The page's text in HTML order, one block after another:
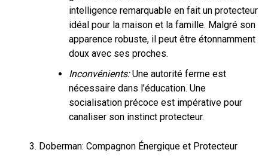
intelligence remarquable en fait un protecteur
idéal pour la maison et la famille. Malgré son
apparence robuste, il peut être étonnamment
doux avec ses proches.
Inconvénients:Une autorité ferme est
nécessaire dans l’éducation. Une
socialisation précoce est impérative pour
canaliser son instinct protecteur.
Doberman: Compagnon Énergique et Protecteur